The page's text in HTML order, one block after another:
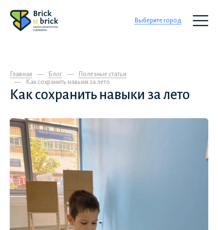
Выберите город
Главная Блог
Полезные статьи
Как сохранить навыки за лето
Как сохранить навыки за лето